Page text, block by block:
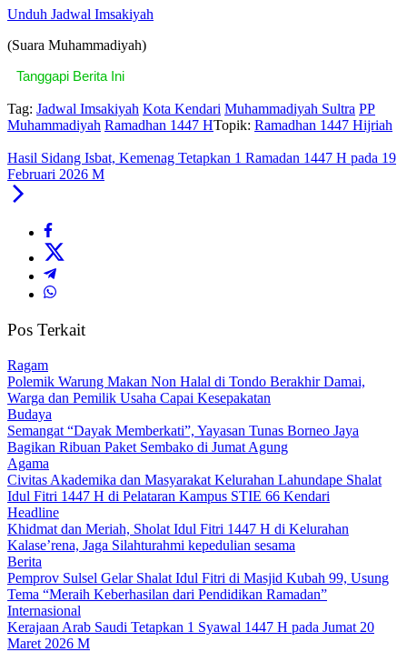
Unduh Jadwal Imsakiyah
(Suara Muhammadiyah)
Tanggapi Berita Ini
Tag: Jadwal Imsakiyah Kota Kendari Muhammadiyah Sultra PP
Muhammadiyah Ramadhan 1447 HTopik: Ramadhan 1447 Hijriah
Hasil Sidang Isbat, Kemenag Tetapkan 1 Ramadan 1447 H pada 19
Februari 2026 M
Pos Terkait
Ragam
Polemik Warung Makan Non Halal di Tondo Berakhir Damai,
Warga dan Pemilik Usaha Capai Kesepakatan
Budaya
Semangat “Dayak Memberkati”, Yayasan Tunas Borneo Jaya
Bagikan Ribuan Paket Sembako di Jumat Agung
Agama
Civitas Akademika dan Masyarakat Kelurahan Lahundape Shalat
Idul Fitri 1447 H di Pelataran Kampus STIE 66 Kendari
Headline
Khidmat dan Meriah, Sholat Idul Fitri 1447 H di Kelurahan
Kalase’rena, Jaga Silahturahmi kepedulian sesama
Berita
Pemprov Sulsel Gelar Shalat Idul Fitri di Masjid Kubah 99, Usung
Tema “Meraih Keberhasilan dari Pendidikan Ramadan”
Internasional
Kerajaan Arab Saudi Tetapkan 1 Syawal 1447 H pada Jumat 20
Maret 2026 M